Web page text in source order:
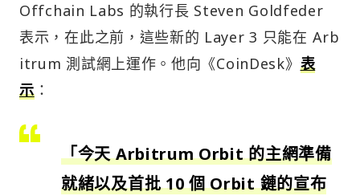
Offchain Labs 的執行長 Steven Goldfeder
表示，在此之前，這些新的 Layer 3 只能在 Arb
itrum 測試網上運作。他向《CoinDesk》 表
示：
「今天 Arbitrum Orbit 的主網準備
就緒以及首批 10 個 Orbit 鏈的宣布